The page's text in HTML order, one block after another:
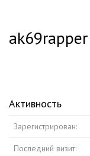
ak69rapper
Активность
Зарегистрирован:
Последний визит: